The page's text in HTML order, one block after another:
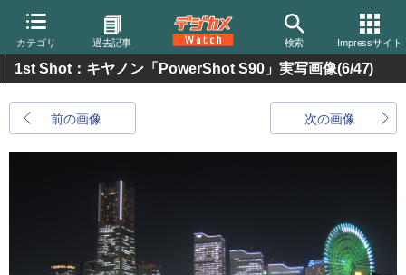
カテゴリ 過去記事 検索 Impressサイト
1st Shot：キヤノン「PowerShot S90」実写画像(6/47)
前の画像 次の画像